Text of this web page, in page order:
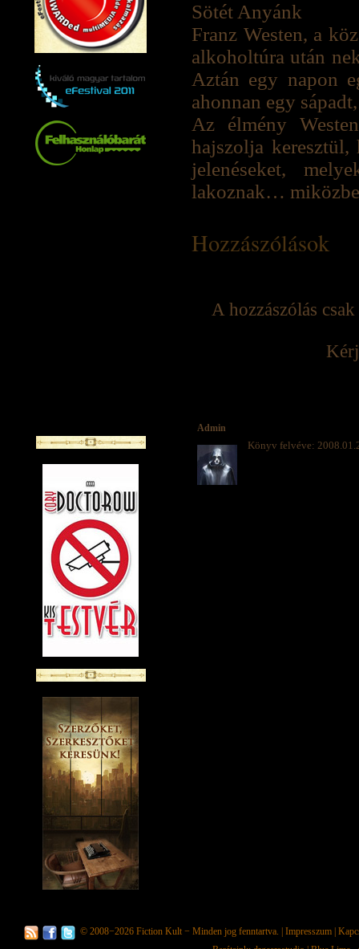
Sötét Anyánk
Franz Westen, a
alkoholtúra után
Aztán egy napon
ahonnan egy
Az élmény
hajszolja keresztül,
jelenéseket,
lakoznak…
Hozzászólások
A hozzászólás
Admin
Könyv felvéve:
© 2008−2026 Fiction Kult − Minden jog fenntartva. | Impresszum